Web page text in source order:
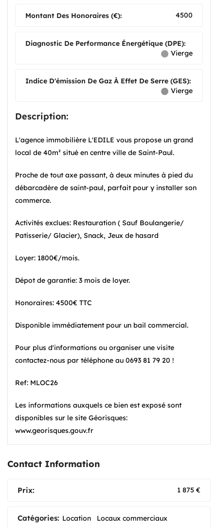
Montant Des Honoraires (€): 4500
Diagnostic De Performance Énergétique (DPE):
Vierge
Indice D'émission De Gaz À Effet De Serre (GES):
Vierge
Description:
L'agence immobilière L'EDILE vous propose un grand
local de 40m² situé en centre ville de Saint-Paul.
Proche de tout axe passant, à deux minutes à pied du
débarcadère de saint-paul, parfait pour y installer son
commerce.
Activités exclues: Restauration ( Sauf Boulangerie/
Patisserie/ Glacier), Snack, Jeux de hasard
Loyer: 1800€/mois.
Dépot de garantie: 3 mois de loyer.
Honoraires: 4500€ TTC
Disponible immédiatement pour un bail commercial.
Pour plus d'informations ou organiser une visite
contactez-nous par téléphone au 0693 81 79 20 !
Ref: MLOC26
Les informations auxquels ce bien est exposé sont
disponibles sur le site Géorisques:
www.georisques.gouv.fr
Contact Information
Prix: 1 875 €
Catégories: Location Locaux commerciaux